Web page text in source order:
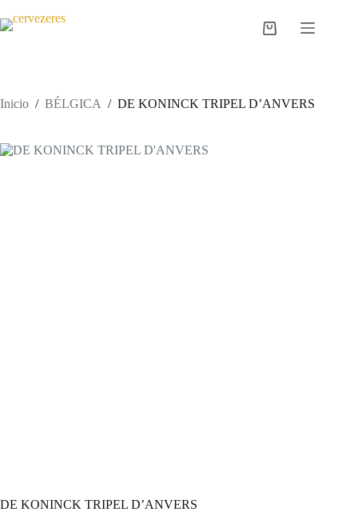
al
contenido
Carro
Inicio / BÉLGICA / DE KONINCK TRIPEL D’ANVERS
DE KONINCK TRIPEL D’ANVERS